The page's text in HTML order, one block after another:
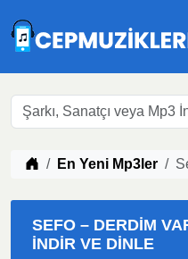
Müzik indir
En Yeni Mp3ler
SEFO – DERDIM
İNDIR VE DINLE